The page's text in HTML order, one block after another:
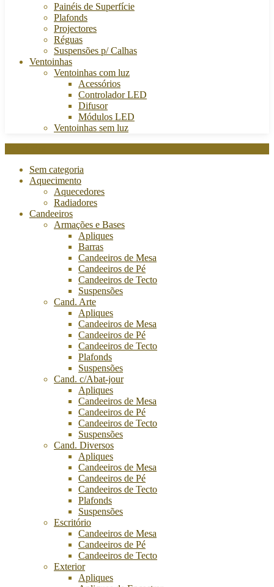
Painéis de Superfície
Plafonds
Projectores
Réguas
Suspensões p/ Calhas
Ventoinhas
Ventoinhas com luz
Acessórios
Controlador LED
Difusor
Módulos LED
Ventoinhas sem luz
Sem categoria
Aquecimento
Aquecedores
Radiadores
Candeeiros
Armações e Bases
Apliques
Barras
Candeeiros de Mesa
Candeeiros de Pé
Candeeiros de Tecto
Suspensões
Cand. Arte
Apliques
Candeeiros de Mesa
Candeeiros de Pé
Candeeiros de Tecto
Plafonds
Suspensões
Cand. c/Abat-jour
Apliques
Candeeiros de Mesa
Candeeiros de Pé
Candeeiros de Tecto
Suspensões
Cand. Diversos
Apliques
Candeeiros de Mesa
Candeeiros de Pé
Candeeiros de Tecto
Plafonds
Suspensões
Escritório
Candeeiros de Mesa
Candeeiros de Pé
Candeeiros de Tecto
Exterior
Apliques